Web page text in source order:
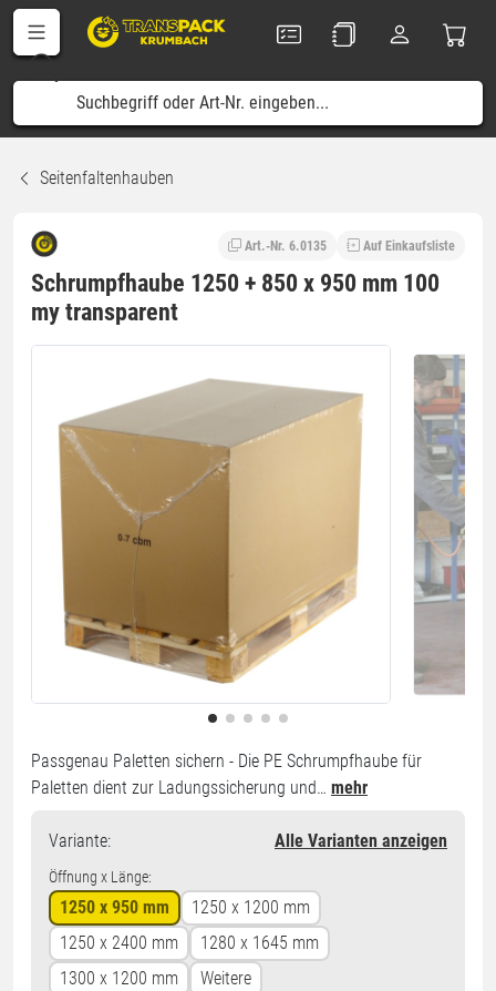
Seitenfaltenhauben
Art.-Nr. 6.0135 Auf Einkaufsliste
Schrumpfhaube 1250 + 850 x 950 mm 100
my transparent
Passgenau Paletten sichern - Die PE Schrumpfhaube für
Paletten dient zur Ladungssicherung und… mehr
Variante: Alle Varianten anzeigen
Öffnung x Länge:
1250 x 950 mm
1250 x 1200 mm
1250 x 2400 mm
1280 x 1645 mm
1300 x 1200 mm
Weitere